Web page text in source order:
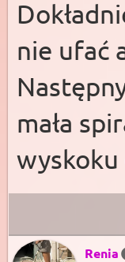
nie ufać
mała
wyskoku
Renia